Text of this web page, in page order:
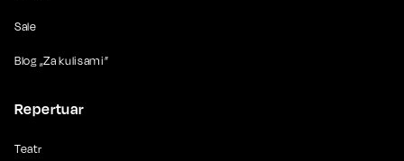
Sale
Blog „Za kulisami”
Repertuar
Teatr